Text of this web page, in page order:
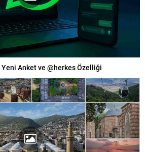
Yeni Anket ve @herkes Özelliği